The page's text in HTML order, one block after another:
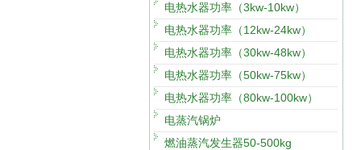
电热水器功率（3kw-10kw）
电热水器功率（12kw-24kw）
电热水器功率（30kw-48kw）
电热水器功率（50kw-75kw）
电热水器功率（80kw-100kw）
电蒸汽锅炉
燃油蒸汽发生器50-500kg